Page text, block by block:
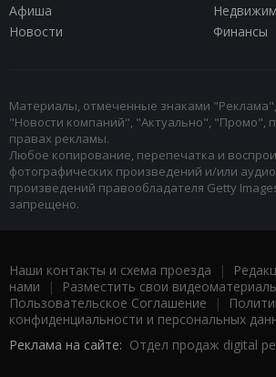
Афиша
Новости
Финансы
Материалы, отмеченные знаками
"Новости компаний", "Актуально", "Промо",
правах рекламы.
Любое копирование, перепечатка и
фотографических произведений и/или
произведений правообладателя Getty
запрещено.
Наши контакты и схема проезда |
нами | Разместить свои
Пользовательское Соглашение |
конфиденциальности и персональных
Реклама на сайте: Отдел продаж digital